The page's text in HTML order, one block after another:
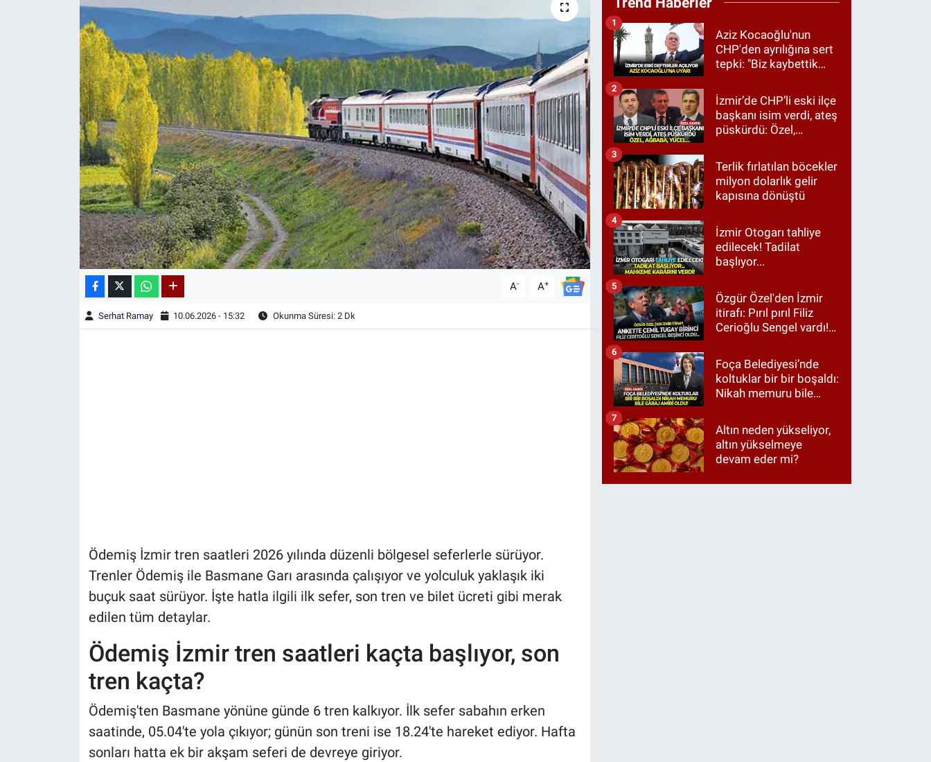
A- A+
Serhat Ramay 10.06.2026 - 15:32 Okunma Süresi: 2 Dk
Ödemiş İzmir tren saatleri 2026 yılında düzenli bölgesel seferlerle sürüyor.
Trenler Ödemiş ile Basmane Garı arasında çalışıyor ve yolculuk yaklaşık iki
buçuk saat sürüyor. İşte hatla ilgili ilk sefer, son tren ve bilet ücreti gibi merak
edilen tüm detaylar.
Ödemiş İzmir tren saatleri kaçta başlıyor, son
tren kaçta?
Ödemiş'ten Basmane yönüne günde 6 tren kalkıyor. İlk sefer sabahın erken
saatinde, 05.04'te yola çıkıyor; günün son treni ise 18.24'te hareket ediyor. Hafta
sonları hatta ek bir akşam seferi de devreye giriyor.
Aziz Kocaoğlu'nun
CHP'den ayrılığına sert
tepki: "Biz kaybettik
etmedik"
1
İzmir’de CHP’li eski ilçe
başkanı isim verdi, ateş
püskürdü: Özel,
2
Terlik fırlatılan böcekler
milyon dolarlık gelir
kapısına dönüştü
3
İzmir Otogarı tahliye
edilecek! Tadilat
başlıyor...
4
Özgür Özel'den İzmir
itirafı: Pırıl pırıl Filiz
Cerioğlu Sengel vardı!
Tugay birinci çıktı
5
Foça Belediyesi’nde
koltuklar bir bir boşaldı:
Nikah memuru bile
6
Altın neden yükseliyor,
altın yükselmeye
devam eder mi?
7